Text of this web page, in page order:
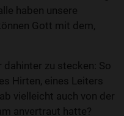
haben unsere
Gott mit dem,
zu stecken: So
Hirten, eines Leiters
vielleicht auch von der
anvertraut hatte?